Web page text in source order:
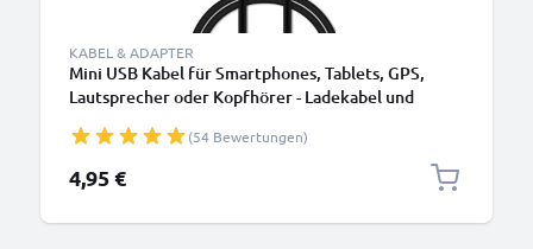
KABEL & ADAPTER
Mini USB Kabel für Smartphones, Tablets, GPS,
Lautsprecher oder Kopfhörer - Ladekabel und
(54 Bewertungen)
4,95 €